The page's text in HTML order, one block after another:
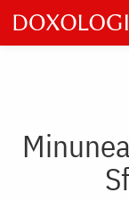
Skip
to
main